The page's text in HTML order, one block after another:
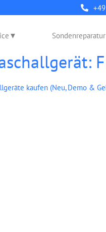
Sondenreparatur
kaufen (Neu, Demo &